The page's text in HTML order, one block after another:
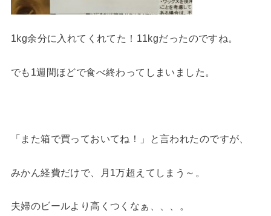
1kg余分に入れてくれてた！11kgだったのですね。
でも1週間ほどで食べ終わってしまいました。
「また箱で買っておいてね！」と言われたのですが、
みかん経費だけで、月1万超えてしまう～。
夫婦のビールより高くつくなぁ、、、。